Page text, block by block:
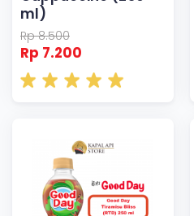
ml)
Rp 8.500
Rp 7.200